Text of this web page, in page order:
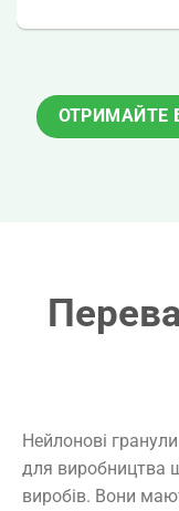
ОТРИМАЙТЕ
Нейлонові
для виробництва
виробів. Вони